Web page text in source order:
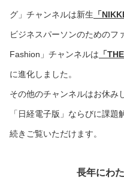
グ」チャンネルは新生 「
ビジネスパーソンのためのフ
Fashion」チャンネルは 「
に進化しました。
その他のチャンネルはお休み
「日経電子版」ならびに課
続きご覧いただけます。
長年にわ